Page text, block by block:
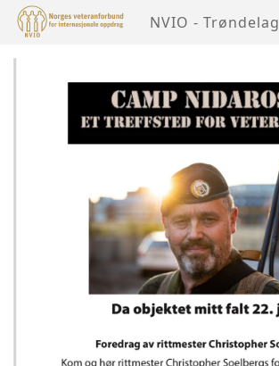
NVIO - Trøndelag